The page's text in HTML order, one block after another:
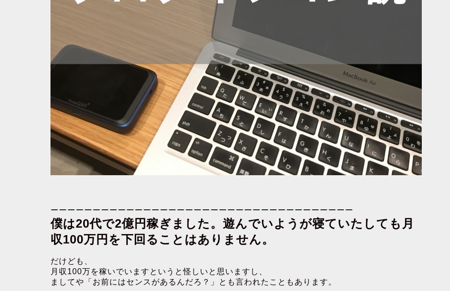
ーーーーーーーーーーーーーーーーーーーーーーーーーーーーーーーーーーーー
僕は20代で2億円稼ぎました。遊んでいようが寝ていたしても月
収100万円を下回ることはありません。
だけども、
月収100万を稼いでいますというと怪しいと思いますし、
ましてや「お前にはセンスがあるんだろ？」とも言われたこともあります。